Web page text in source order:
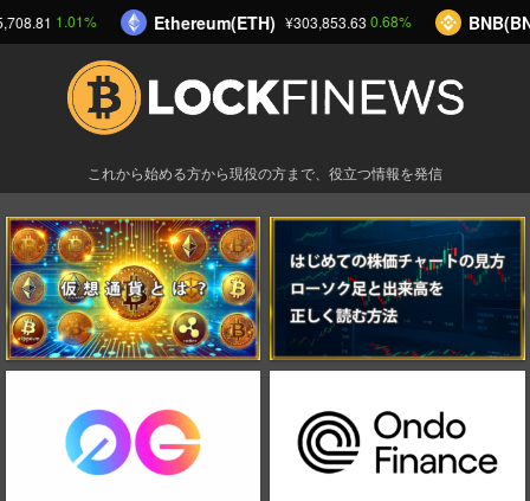
1.01% Ethereum(ETH) ¥303,853.63 0.68%
これから始める方から現役の方まで、役立つ情報を発信